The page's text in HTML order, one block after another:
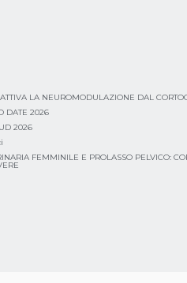
LA NEUROMODULAZIONE DAL
DATE 2026
2026
FEMMINILE E PROLASSO PELVICO: